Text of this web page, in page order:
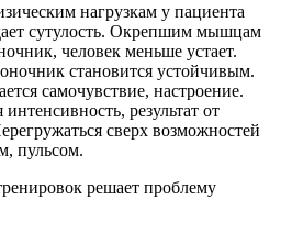
нагрузкам у пациента
сутулость. Окрепшим мышцам
человек меньше устает.
становится устойчивым.
самочувствие, настроение.
результат от
сверх возможностей
пульсом.
решает проблему